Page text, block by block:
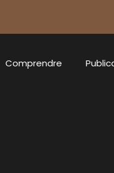
Comprendre